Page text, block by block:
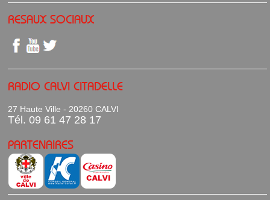
RESAUX SOCIAUX
RADIO CALVI CITADELLE
27 Haute Ville - 20260 CALVI
Tél. 09 61 47 28 17
PARTENAIRES